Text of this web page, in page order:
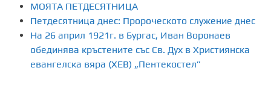
МОЯТА ПЕТДЕСЯТНИЦА
Петдесятница днес: Пророческото служение днес
На 26 април 1921г. в Бургас, Иван Воронаев
обединява кръстените със Св. Дух в Християнска
евангелска вяра (ХЕВ) „Пентекостел”